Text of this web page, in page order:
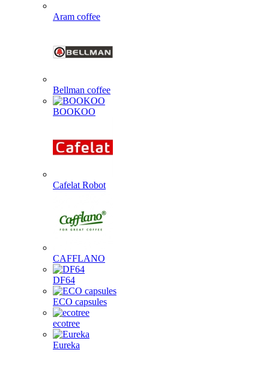
Aram coffee
Bellman coffee
BOOKOO
Cafelat Robot
CAFFLANO
DF64
ECO capsules
ecotree
Eureka